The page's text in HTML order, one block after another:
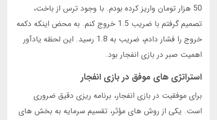
50 هزار تومان واریز کرده بودم. با وجود ترس از باخت،
تصمیم گرفتم با ضریب 1.5 خروج کنم. به محض اینکه دکمه
خروج را فشار دادم، ضریب به 1.8 رسید. این لحظه یادآور
اهمیت صبر در بازی انفجار بود.
استراتژی های موفق در بازی انفجار
برای موفقیت در بازی انفجار، برنامه ریزی دقیق ضروری
است. یکی از روش های مؤثر، تقسیم سرمایه به بخش های